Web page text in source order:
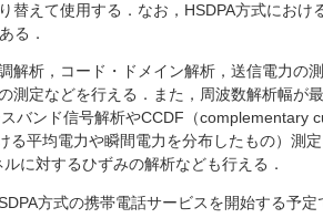
替えて使用する．なお，HSDPA方式におけ
る．
解析，コード・ドメイン解析，送信電力の
測定などを行える．また，周波数解析幅が
バンド信号解析やCCDF（complementary
る平均電力や瞬間電力を分布したもの）測
に対するひずみの解析なども行える．
方式の携帯電話サービスを開始する予定